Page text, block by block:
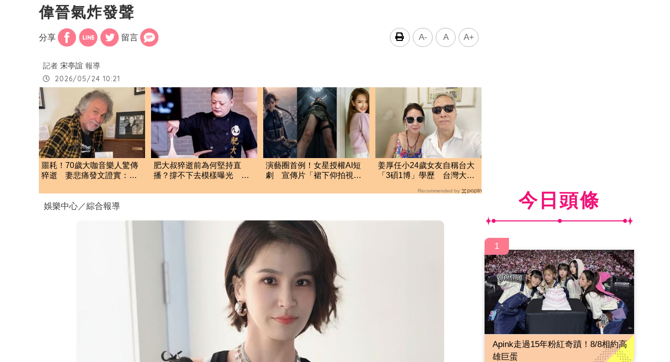
偉晉氣炸發聲
分享 留言 A- A A+
記者 宋亭誼 報導
2026/05/24 10:21
噩耗！70歲大咖音樂人驚傳
猝逝 妻悲痛發文證實：他
肥大叔猝逝前為何堅持直
播？撐不下去模樣曝光 網
演藝圈首例！女星授權AI短
劇 宣傳片「裙下仰拍視
姜厚任小24歲女友自稱台大
「3碩1博」學歷 台灣大學
Recommended by
娛樂中心／綜合報導 今日頭條
1
Apink走過15年粉紅奇蹟！8/8相約高
雄巨蛋